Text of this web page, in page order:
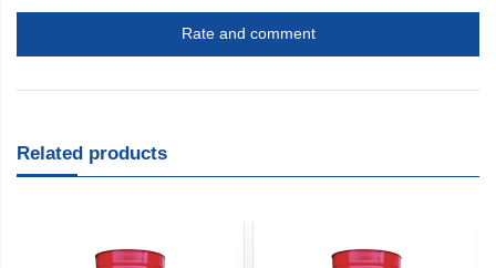
Rate and comment
Related products